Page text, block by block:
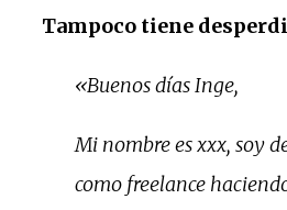
Tampoco tiene
«Buenos días Inge,
Mi nombre es xxx, soy
como freelance